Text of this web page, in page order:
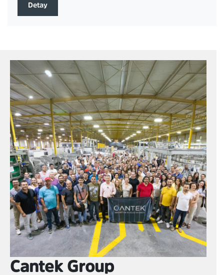
Detay
Cantek Group